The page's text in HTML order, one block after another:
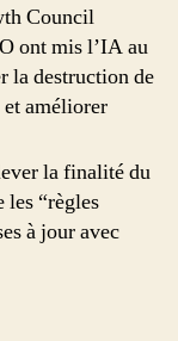
Council
ont mis l’IA au
la destruction de
et améliorer
la finalité du
“règles
à jour avec